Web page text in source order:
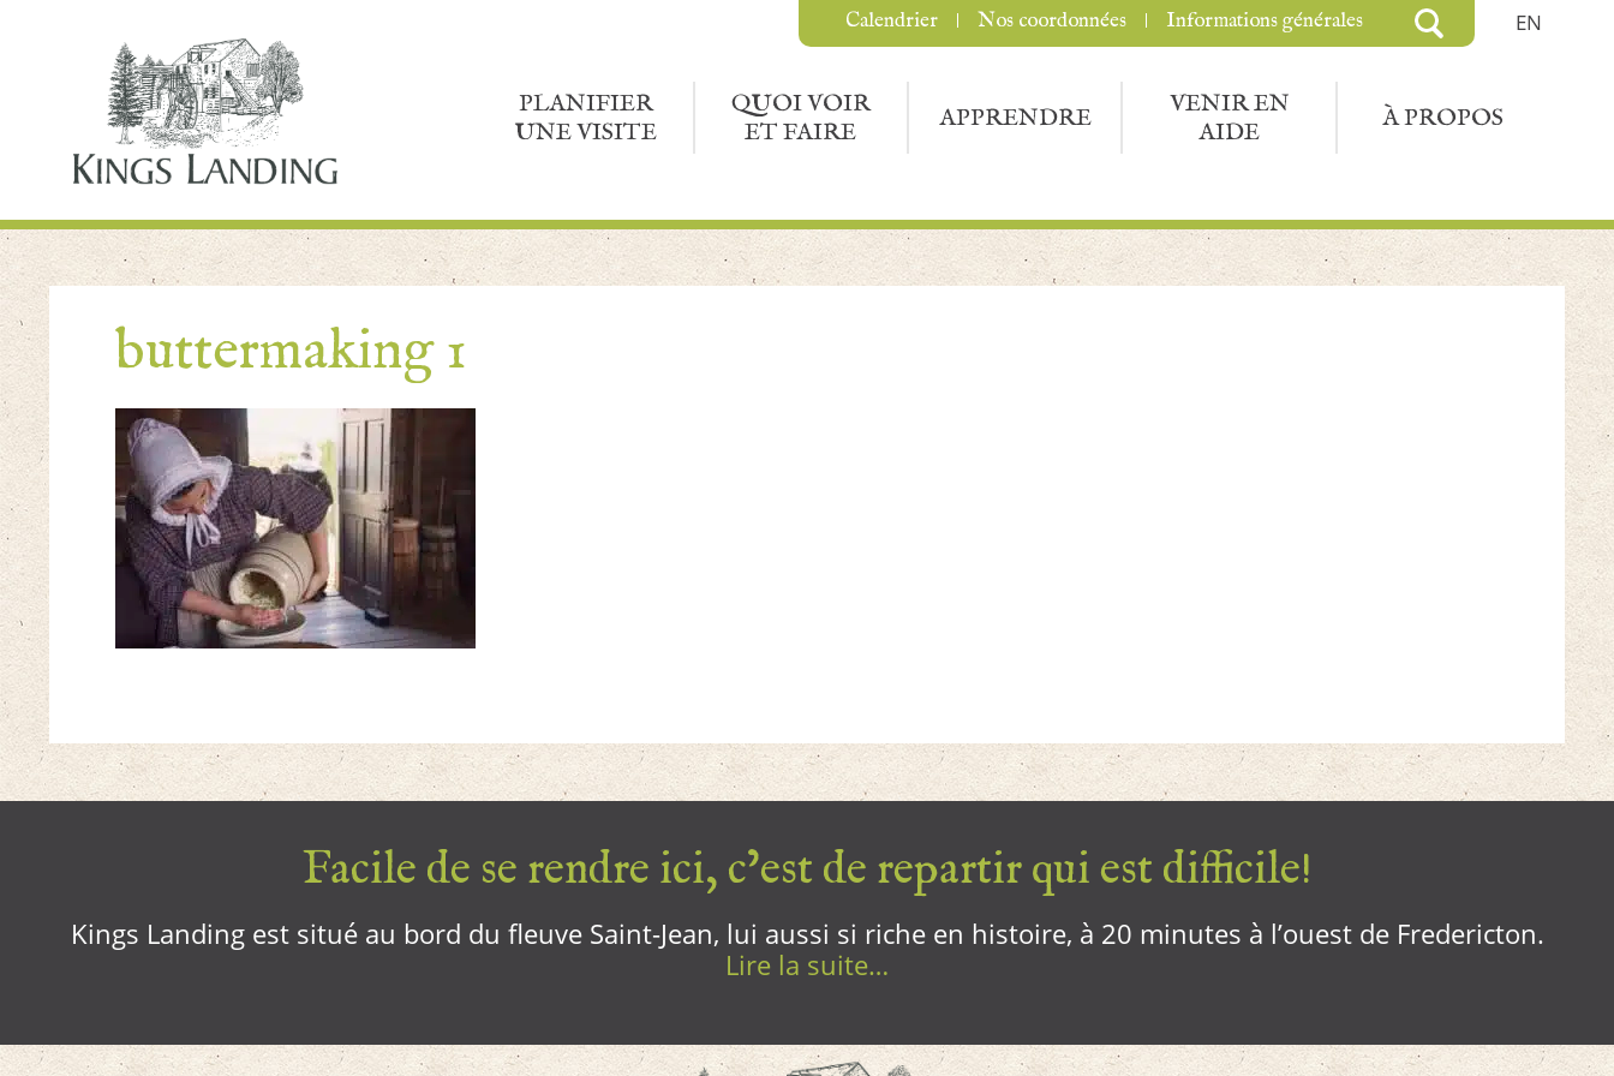
EN
PLANIFIER
UNE VISITE
QUOI VOIR
ET FAIRE
APPRENDRE
VENIR EN
AIDE
À PROPOS
Calendrier Nos coordonnées Informations générales
buttermaking 1
Facile de se rendre ici, c’est de repartir qui est difficile!
Kings Landing est situé au bord du fleuve Saint-Jean, lui aussi si riche en histoire, à 20 minutes à l’ouest de Fredericton.
Lire la suite…